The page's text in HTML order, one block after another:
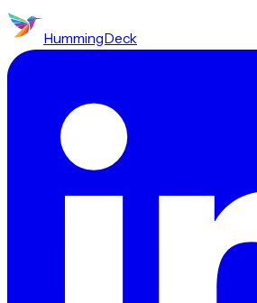
HummingDeck